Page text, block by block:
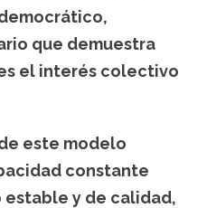
que demuestra
el interés colectivo
este modelo
constante
estable y de calidad,